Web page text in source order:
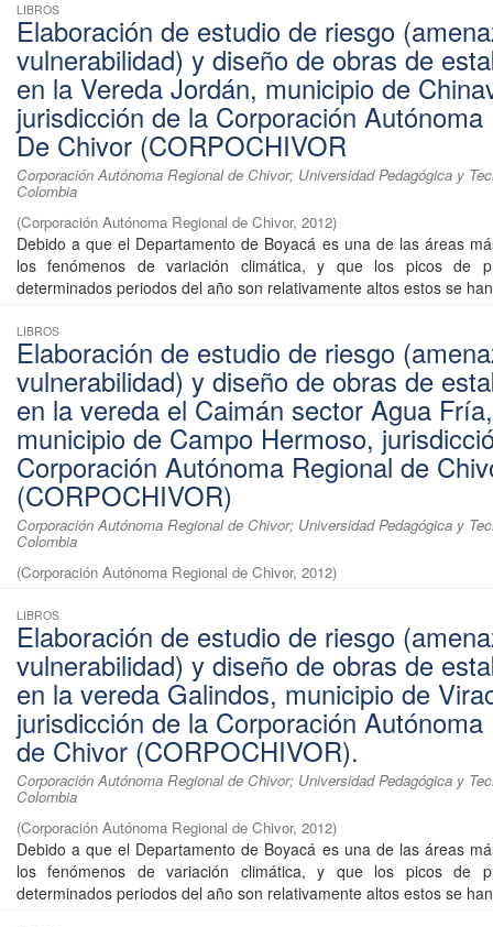
LIBROS
Elaboración de estudio de riesgo
vulnerabilidad) y diseño de obras de
en la Vereda Jordán, municipio de
jurisdicción de la Corporación Autónoma
De Chivor (CORPOCHIVOR
Corporación Autónoma Regional de Chivor; Universidad Pedagógica y
Colombia
(Corporación Autónoma Regional de Chivor, 2012)
Debido a que el Departamento de Boyacá es una de las áreas
los fenómenos de variación climática, y que los picos de
determinados periodos del año son relativamente altos estos se
LIBROS
Elaboración de estudio de riesgo
vulnerabilidad) y diseño de obras de
en la vereda el Caimán sector Agua Fría,
municipio de Campo Hermoso,
Corporación Autónoma Regional de
(CORPOCHIVOR)
Corporación Autónoma Regional de Chivor; Universidad Pedagógica y
Colombia
(Corporación Autónoma Regional de Chivor, 2012)
LIBROS
Elaboración de estudio de riesgo
vulnerabilidad) y diseño de obras de
en la vereda Galindos, municipio de
jurisdicción de la Corporación Autónoma
de Chivor (CORPOCHIVOR).
Corporación Autónoma Regional de Chivor; Universidad Pedagógica y
Colombia
(Corporación Autónoma Regional de Chivor, 2012)
Debido a que el Departamento de Boyacá es una de las áreas
los fenómenos de variación climática, y que los picos de
determinados periodos del año son relativamente altos estos se